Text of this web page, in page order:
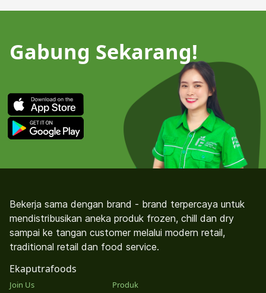
Gabung Sekarang!
Bekerja sama dengan brand - brand terpercaya untuk
mendistribusikan aneka produk frozen, chill dan dry
sampai ke tangan customer melalui modern retail,
traditional retail dan food service.
Ekaputrafoods
Join Us
Produk